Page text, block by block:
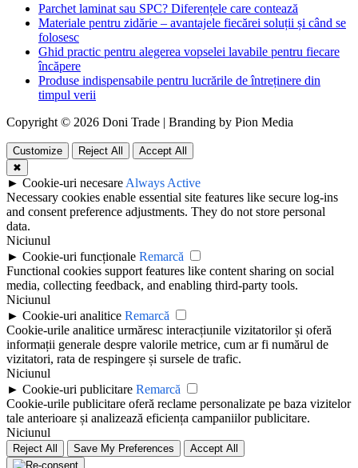
Parchet laminat sau SPC? Diferențele care contează
Materiale pentru zidărie – avantajele fiecărei soluții și când se
folosesc
Ghid practic pentru alegerea vopselei lavabile pentru fiecare
încăpere
Produse indispensabile pentru lucrările de întreținere din
timpul verii
Copyright © 2026 Doni Trade | Branding by Pion Media
Customize Reject All
Accept All
✖
► Cookie-uri necesare Always Active
Necessary cookies enable essential site features like secure log-ins
and consent preference adjustments. They do not store personal
data.
Niciunul
► Cookie-uri funcționale Remarcă
Functional cookies support features like content sharing on social
media, collecting feedback, and enabling third-party tools.
Niciunul
► Cookie-uri analitice Remarcă
Cookie-urile analitice urmăresc interacțiunile vizitatorilor și oferă
informații generale despre valorile metrice, cum ar fi numărul de
vizitatori, rata de respingere și sursele de trafic.
Niciunul
► Cookie-uri publicitare Remarcă
Cookie-urile publicitare oferă reclame personalizate pe baza vizitelor
tale anterioare și analizează eficiența campaniilor publicitare.
Niciunul
Reject All Save My Preferences Accept All